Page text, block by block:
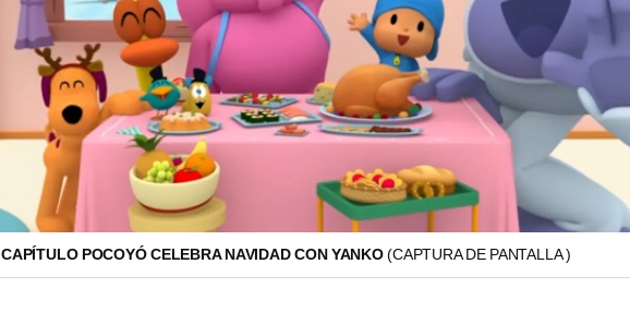
CAPÍTULO POCOYÓ CELEBRA NAVIDAD CON YANKO(CAPTURA DE PANTALLA )